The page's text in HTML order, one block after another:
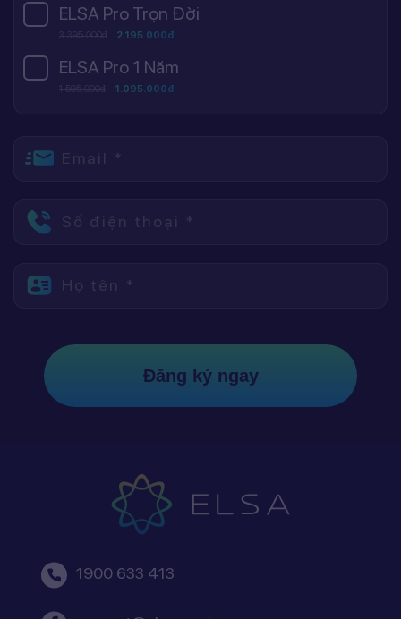
ELSA Pro Trọn Đời
3.395.000đ 2.195.000đ
ELSA Pro 1 Năm
1.595.000đ 1.095.000đ
Email *
Số điện thoại *
Họ tên *
Đăng ký ngay
1900 633 413